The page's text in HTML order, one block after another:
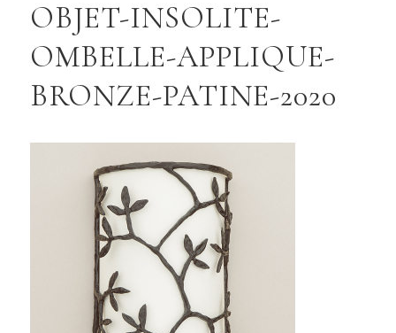
OBJET-INSOLITE-
OMBELLE-APPLIQUE-
BRONZE-PATINE-2020